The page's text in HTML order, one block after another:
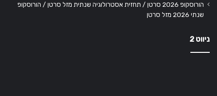
הורוסקופ 2026 סרטן / תחזית אסטרולוגיה שנתית מזל סרטן / הורוסקופ
שנתי 2026 מזל סרטן
ניווט 2